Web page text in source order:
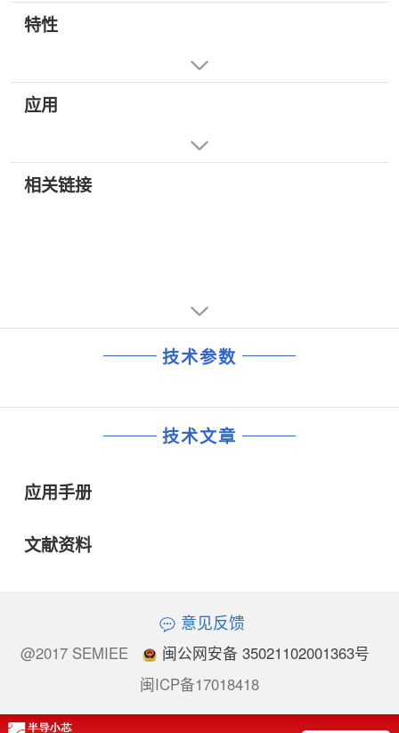
特性
应用
相关链接
技术参数
技术文章
应用手册
文献资料
意见反馈
@2017 SEMIEE
闽公网安备 35021102001363号
闽ICP备17018418